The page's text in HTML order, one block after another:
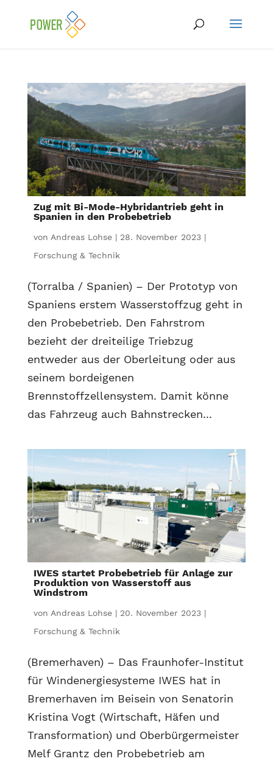
Zug mit Bi-Mode-Hybridantrieb geht in
Spanien in den Probebetrieb
von Andreas Lohse| 28. November 2023|
Forschung & Technik
(Torralba / Spanien) – Der Prototyp von
Spaniens erstem Wasserstoffzug geht in
den Probebetrieb. Den Fahrstrom
bezieht der dreiteilige Triebzug
entweder aus der Oberleitung oder aus
seinem bordeigenen
Brennstoffzellensystem. Damit könne
das Fahrzeug auch Bahnstrecken...
IWES startet Probebetrieb für Anlage zur
Produktion von Wasserstoff aus
Windstrom
von Andreas Lohse| 20. November 2023|
Forschung & Technik
(Bremerhaven) – Das Fraunhofer-Institut
für Windenergiesysteme IWES hat in
Bremerhaven im Beisein von Senatorin
Kristina Vogt (Wirtschaft, Häfen und
Transformation) und Oberbürgermeister
Melf Grantz den Probebetrieb am